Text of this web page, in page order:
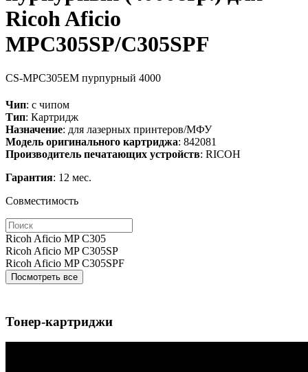
Ricoh Aficio
MPC305SP/C305SPF
CS-MPC305EM пурпурный 4000
Чип: с чипом
Тип: Картридж
Назначение: для лазерных принтеров/МФУ
Модель оригинального картриджа: 842081
Производитель печатающих устройств: RICOH
Гарантия: 12 мес.
Совместимость
Ricoh Aficio MP C305
Ricoh Aficio MP C305SP
Ricoh Aficio MP C305SPF
Посмотреть все
Тонер-картриджи